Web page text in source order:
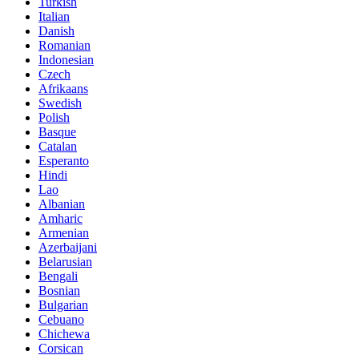
Italian
Danish
Romanian
Indonesian
Czech
Afrikaans
Swedish
Polish
Basque
Catalan
Esperanto
Hindi
Lao
Albanian
Amharic
Armenian
Azerbaijani
Belarusian
Bengali
Bosnian
Bulgarian
Cebuano
Chichewa
Corsican